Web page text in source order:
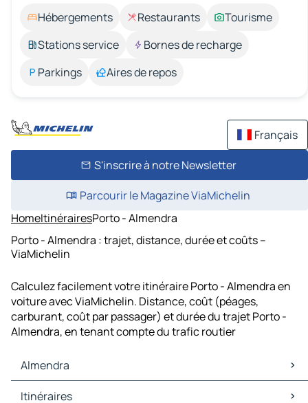
Hébergements Restaurants
Tourisme
Stations service
Bornes de recharge
Parkings
Aires de repos
Français
S'inscrire à notre Newsletter
Parcourir le Magazine ViaMichelin
HomeItinérairesPorto - Almendra
Porto - Almendra : trajet, distance, durée et coûts –
ViaMichelin
Calculez facilement votre itinéraire Porto - Almendra en
voiture avec ViaMichelin. Distance, coût (péages,
carburant, coût par passager) et durée du trajet Porto -
Almendra, en tenant compte du trafic routier
Almendra
Almendra Cartes et plans
Itinéraires